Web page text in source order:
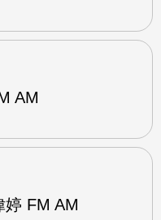
AM
FM AM